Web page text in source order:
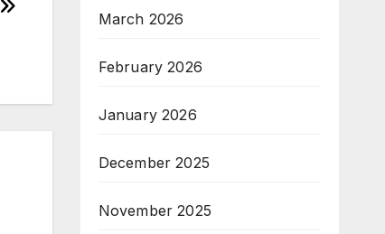
March 2026
February 2026
January 2026
December 2025
November 2025